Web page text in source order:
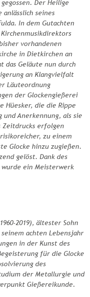
Der Heilige
anlässlich seines
In dem Gutachten
vorhandenen
in Dietkirchen an
das Geläute nun durch
an Klangvielfalt
Läuteordnung
der Glockengießerei
Hüesker, die die Rippe
Anerkennung, als sie
Zeitdrucks erfolgen
zu einem
Glocke hinzu zugießen.
gelöst. Dank des
wurde ein Meisterwerk
2019), ältester Sohn
achten Lebensjahr
in der Kunst des
für die Glocke
des
der Metallurgie und
Gießereikunde.